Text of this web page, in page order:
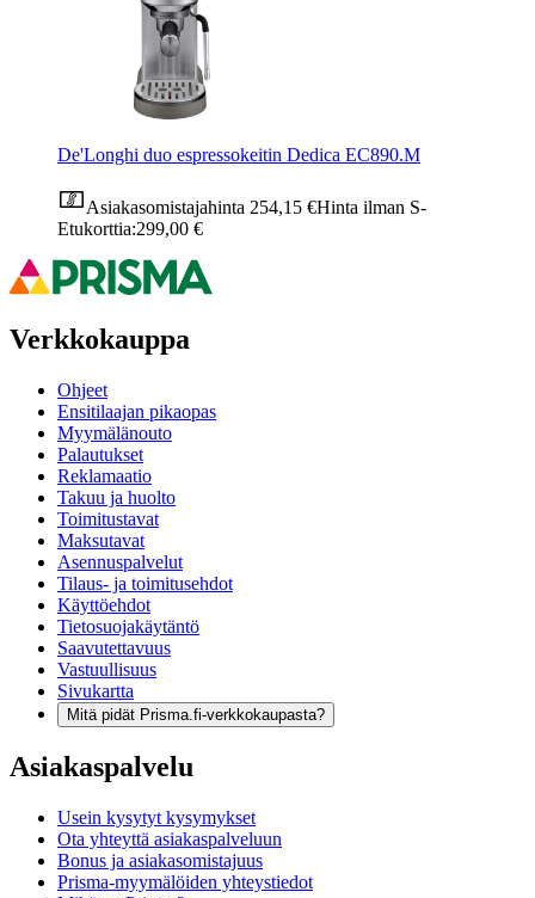
De'Longhi duo espressokeitin Dedica EC890.M
Asiakasomistajahinta 254,15 €Hinta ilman S-
Etukorttia:299,00 €
Verkkokauppa
Ohjeet
Ensitilaajan pikaopas
Myymälänouto
Palautukset
Reklamaatio
Takuu ja huolto
Toimitustavat
Maksutavat
Asennuspalvelut
Tilaus- ja toimitusehdot
Käyttöehdot
Tietosuojakäytäntö
Saavutettavuus
Vastuullisuus
Sivukartta
Mitä pidät Prisma.fi-verkkokaupasta?
Asiakaspalvelu
Usein kysytyt kysymykset
Ota yhteyttä asiakaspalveluun
Bonus ja asiakasomistajuus
Prisma-myymälöiden yhteystiedot